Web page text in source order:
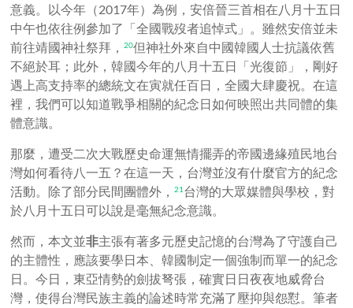
意義。以今年（2017年）為例，安倍晉三首相在八月十五日
中午也依往例參加了「全國戰歿者追悼式」。雖然安倍並未
前往靖國神社祭拜，20但神社外來自中國韓國人士抗議依舊
不絕於耳；此外，韓國今年的八月十五日「光復節」，剛好
遇上高支持率的總統文在寅就任百日，全國大肆慶祝。在這
裡，我們可以知道戰爭相關的紀念日如何映照出共同體的集
體意識。
那麼，遭受二次大戰歷史命運無情擺弄的帝國邊緣殖民地台
灣如何看待八一五？在這一天，台灣並沒有什麼官方的紀念
活動。除了部分民間團體外，21 台灣的大眾媒體與學校，對
於八月十五日可以說是毫無紀念意識。
然而，本文並非主張有著多元歷史記憶的台灣為了守護自己
的主體性，應該要學日本、韓國制定一個強制而單一的紀念
日。今日，東亞情勢的劍拔弩張，確實日日夜夜地威脅台
灣，使得台灣民族主義的論述時常充滿了壓抑與怨懟。筆者